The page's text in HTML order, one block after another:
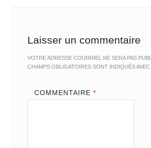
Laisser un commentaire
VOTRE ADRESSE COURRIEL NE SERA PAS
CHAMPS OBLIGATOIRES SONT INDIQUÉS
COMMENTAIRE *